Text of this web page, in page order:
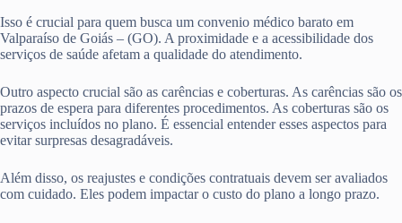
Isso é crucial para quem busca um convenio médico barato em
Valparaíso de Goiás – (GO). A proximidade e a acessibilidade dos
serviços de saúde afetam a qualidade do atendimento.
Outro aspecto crucial são as carências e coberturas. As carências são os
prazos de espera para diferentes procedimentos. As coberturas são os
serviços incluídos no plano. É essencial entender esses aspectos para
evitar surpresas desagradáveis.
Além disso, os reajustes e condições contratuais devem ser avaliados
com cuidado. Eles podem impactar o custo do plano a longo prazo.